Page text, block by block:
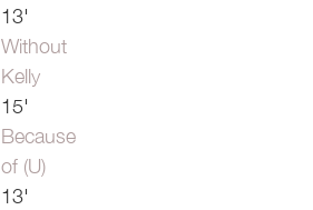
13'
Without
Kelly
15'
Because
of (U)
13'